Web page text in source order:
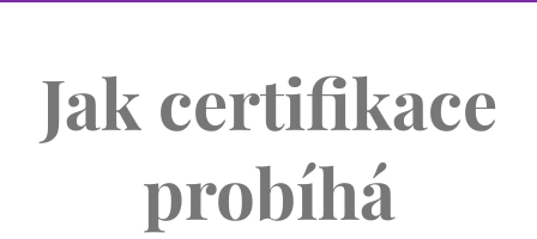
Jak certifikace
probíhá